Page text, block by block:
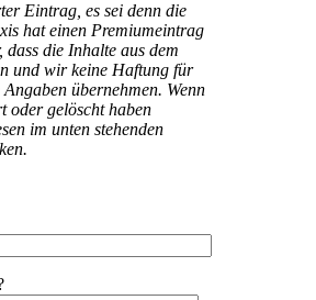
Eintrag, es sei denn die
hat einen Premiumeintrag
die Inhalte aus dem
und wir keine Haftung für
übernehmen. Wenn
oder gelöscht haben
im unten stehenden